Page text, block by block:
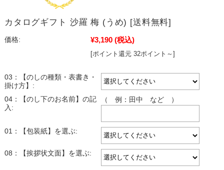
カタログギフト 沙羅 梅 (うめ) [送料無料]
価格: ¥3,190 (税込)
[ポイント還元 32ポイント～]
03：【のしの種類・表書き・
掛け方】:
04：【のし下のお名前】の記
入:
（ 例：田中 など ）
01：【包装紙】を選ぶ:
08：【挨拶状文面】を選ぶ: